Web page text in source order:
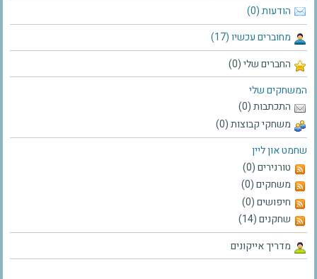
הודעות (0)
מחוברים עכשיו (17)
החברים שלי (0)
המשחקים שלי
התכתבות (0)
משחקי קבוצות (0)
שחמט און ליין
טורנירים (0)
משחקים (0)
חיפושים (0)
שחקנים (14)
מדריך אייקונים